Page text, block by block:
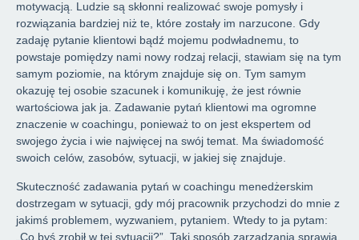
motywacją. Ludzie są skłonni realizować swoje pomysły i
rozwiązania bardziej niż te, które zostały im narzucone. Gdy
zadaję pytanie klientowi bądź mojemu podwładnemu, to
powstaje pomiędzy nami nowy rodzaj relacji, stawiam się na tym
samym poziomie, na którym znajduje się on. Tym samym
okazuję tej osobie szacunek i komunikuję, że jest równie
wartościowa jak ja. Zadawanie pytań klientowi ma ogromne
znaczenie w coachingu, ponieważ to on jest ekspertem od
swojego życia i wie najwięcej na swój temat. Ma świadomość
swoich celów, zasobów, sytuacji, w jakiej się znajduje.
Skuteczność zadawania pytań w coachingu menedżerskim
dostrzegam w sytuacji, gdy mój pracownik przychodzi do mnie z
jakimś problemem, wyzwaniem, pytaniem. Wtedy to ja pytam:
„Co byś zrobił w tej sytuacji?”. Taki sposób zarządzania sprawia,